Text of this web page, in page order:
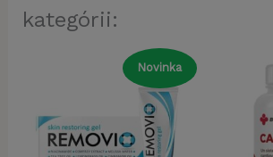
kategórii:
Novinka